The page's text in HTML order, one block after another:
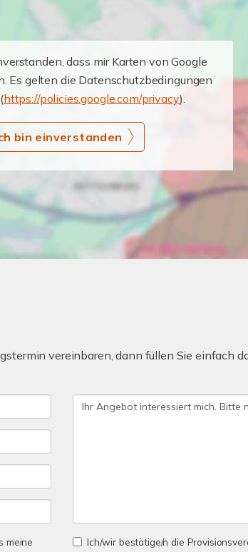
dass mir Karten von Google
Es gelten die Datenschutzbedingungen
https://policies.google.com/privacy).
bin einverstanden
vereinbaren, dann füllen Sie einfach
meine
Ich/wir bestätige/n die